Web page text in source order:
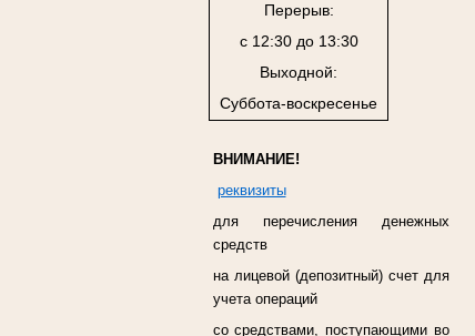
Перерыв:
с 12:30 до 13:30
Выходной:
Суббота-воскресенье
ВНИМАНИЕ!
реквизиты
для перечисления денежных
средств
на лицевой (депозитный) счет для
учета операций
со средствами, поступающими во